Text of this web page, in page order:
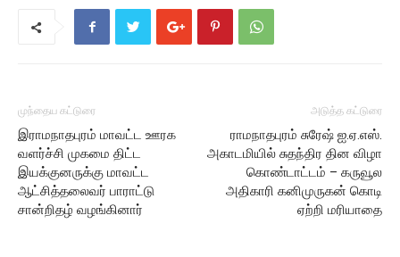
முந்தைய கட்டுரை
இராமநாதபுரம் மாவட்ட ஊரக
வளர்ச்சி முகமை திட்ட
இயக்குனருக்கு மாவட்ட
ஆட்சித்தலைவர் பாராட்டு
சான்றிதழ் வழங்கினார்
அடுத்த கட்டுரை
ராமநாதபுரம் சுரேஷ் ஐ.ஏ.எஸ்.
அகாடமியில் சுதந்திர தின விழா
கொண்டாட்டம் – கருவூல
அதிகாரி கனிமுருகன் கொடி
ஏற்றி மரியாதை